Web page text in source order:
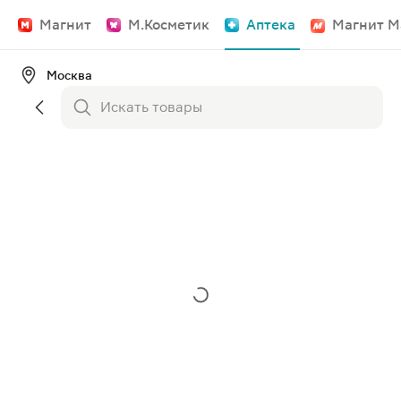
Магнит М.Косметик Аптека Магнит
Москва